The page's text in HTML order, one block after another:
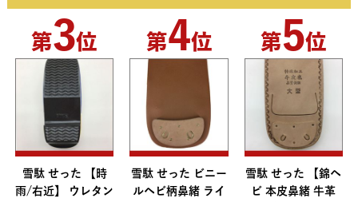
第3位
雪駄 せった 【時
雨/右近】 ウレタン
第4位
雪駄 せった ビニー
ルヘビ柄鼻緒 ライ
第5位
雪駄 せった 【錦ヘ
ビ 本皮鼻緒 牛革